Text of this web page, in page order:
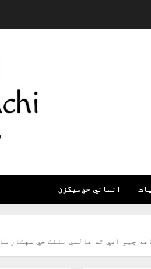
انساني حقميگزن
1.6 ارب ڊالرن جي پروگرام تحت ڪراچي جي پاڻي جي فراهمي جي نظام کي بهتر ڪيو پيو